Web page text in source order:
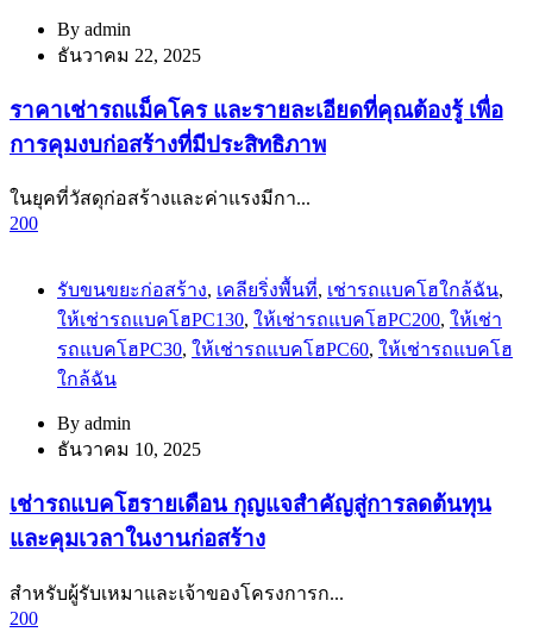
By admin
ธันวาคม 22, 2025
ราคาเช่ารถแม็คโคร และรายละเอียดที่คุณต้องรู้ เพื่อ
การคุมงบก่อสร้างที่มีประสิทธิภาพ
ในยุคที่วัสดุก่อสร้างและค่าแรงมีกา...
200
รับขนขยะก่อสร้าง, เคลียริ่งพื้นที่, เช่ารถแบคโฮใกล้ฉัน,
ให้เช่ารถแบคโฮPC130, ให้เช่ารถแบคโฮPC200, ให้เช่า
รถแบคโฮPC30, ให้เช่ารถแบคโฮPC60, ให้เช่ารถแบคโฮ
ใกล้ฉัน
By admin
ธันวาคม 10, 2025
เช่ารถแบคโฮรายเดือน กุญแจสำคัญสู่การลดต้นทุน
และคุมเวลาในงานก่อสร้าง
สำหรับผู้รับเหมาและเจ้าของโครงการก...
200